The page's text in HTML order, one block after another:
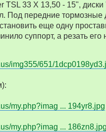
TSL 33 X 13,50 - 15",
Под передние тормозные
еще одну
суппорт, а резать его
img355/651/
my.php?imag ... 194yr8.jpg
my.php?imag ...